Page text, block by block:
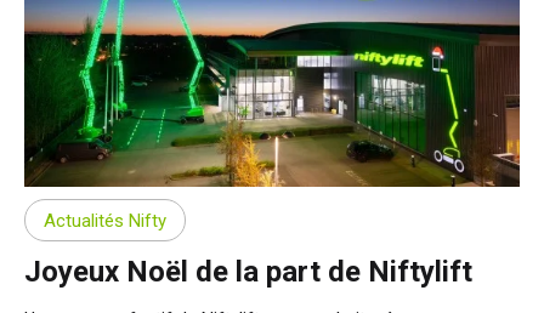
Actualités Nifty
Joyeux Noël de la part de Niftylift